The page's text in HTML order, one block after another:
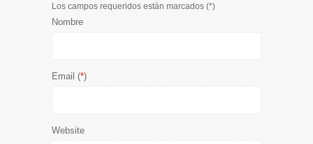
Los campos requeridos están marcados (*)
Nombre
Email (*)
Website